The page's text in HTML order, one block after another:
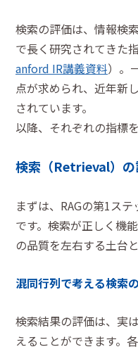
検索の評価は、情報検
で長く研究されてきた
anford IR講義資料）。
点が求められ、近年新
されています。
以降、それぞれの指標
検索（Retrieval）の
まずは、RAGの第1ス
です。検索が正しく機
の品質を左右する土台
混同行列で考える検索
検索結果の評価は、実は
えることができます。